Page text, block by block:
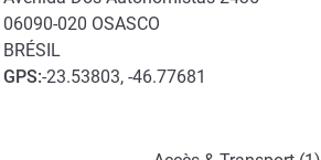
06090-020 OSASCO
BRÉSIL
GPS:-23.53803, -46.77681